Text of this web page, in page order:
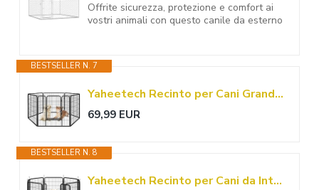
Offrite sicurezza, protezione e comfort ai
vostri animali con questo canile da esterno
BESTSELLER N. 7
Yaheetech Recinto per Cani Grande da Interno 80 x 80 cm 6 pz Nero
69,99 EUR
BESTSELLER N. 8
Yaheetech Recinto per Cani da Interno e Esterno 8 pz 68 x 100 cm Nero